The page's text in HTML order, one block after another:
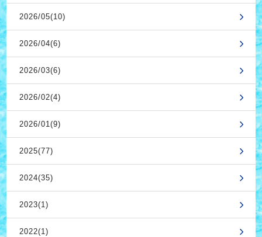
2026/05(10)
2026/04(6)
2026/03(6)
2026/02(4)
2026/01(9)
2025(77)
2024(35)
2023(1)
2022(1)